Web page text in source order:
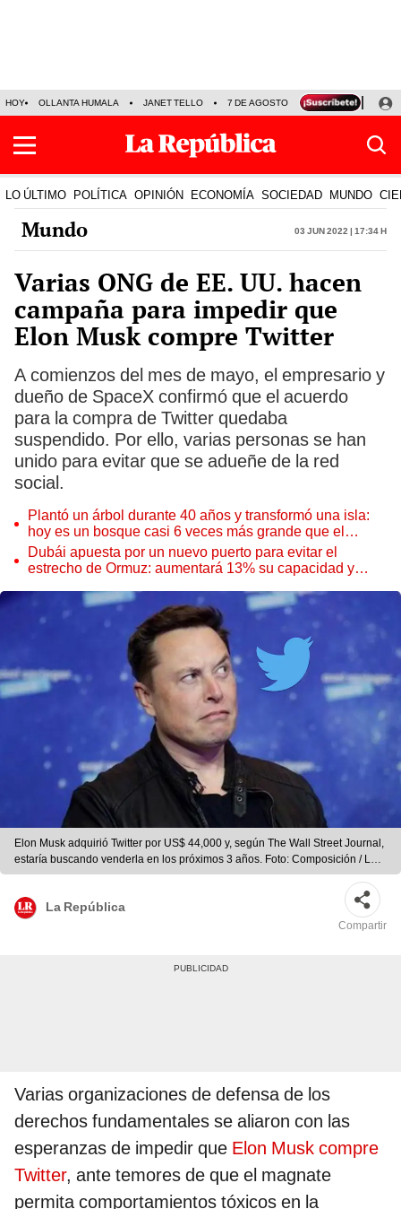
HOY OLLANTA HUMALA JANET TELLO 7 DE AGOSTO TINKA RESULTADOS
LO ÚLTIMO POLÍTICA OPINIÓN ECONOMÍA SOCIEDAD MUNDO
Mundo 03 Jun 2022 | 17:34 h
Varias ONG de EE. UU. hacen
campaña para impedir que
Elon Musk compre Twitter
A comienzos del mes de mayo, el empresario y
dueño de SpaceX confirmó que el acuerdo
para la compra de Twitter quedaba
suspendido. Por ello, varias personas se han
unido para evitar que se adueñe de la red
social.
Plantó un árbol durante 40 años y transformó una isla:
hoy es un bosque casi 6 veces más grande que el
Parque de las Leyendas
Dubái apuesta por un nuevo puerto para evitar el
estrecho de Ormuz: aumentará 13% su capacidad y
Elon Musk adquirió Twitter por US$ 44,000 y, según The Wall Street Journal,
estaría buscando venderla en los próximos 3 años. Foto: Composición / La
República / EFE
La República
Compartir
Varias organizaciones de defensa de los
derechos fundamentales se aliaron con las
esperanzas de impedir que Elon Musk compre
Twitter, ante temores de que el magnate
permita comportamientos tóxicos en la